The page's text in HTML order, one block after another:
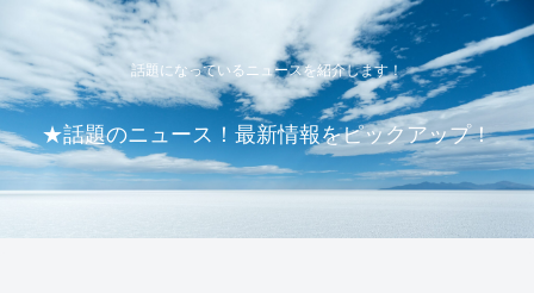
話題になっているニュースを紹介します！
★話題のニュース！最新情報をピックアップ！